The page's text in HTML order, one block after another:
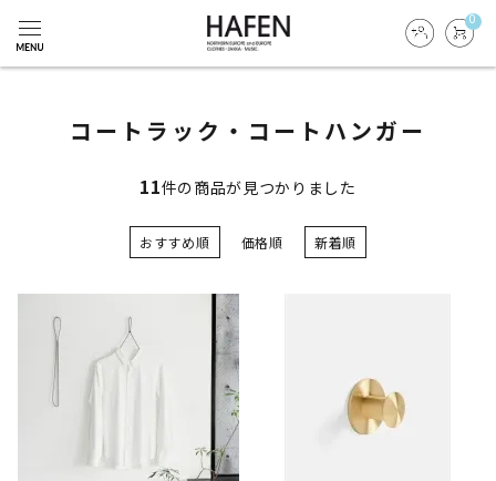
0
コートラック・コートハンガー
11件の商品が見つかりました
おすすめ順 価格順 新着順